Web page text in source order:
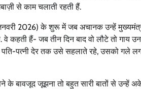
से काम चलाती रहती हैं.
2026) के शुरू में जब अचानक उन्हें
कहती हैं- जब तीन दिन बाद वो लौटे तो गाय
पत्नी देर तक उसे सहलाते रहे, उसको गले
बावजूद जूझना तो बहुत सारी बातों से उन्हें